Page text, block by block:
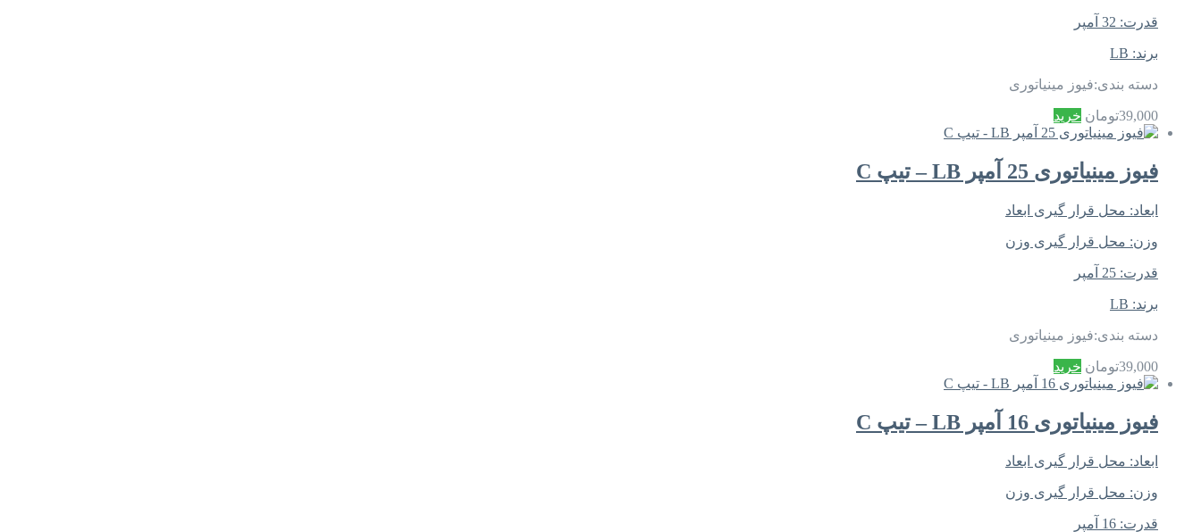
قدرت: 32 آمپر
برند: LB
دسته بندی:فیوز مینیاتوری
39,000تومان خرید
فیوز مینیاتوری 25 آمپر LB – تیپ C
ابعاد: محل قرار گیری ابعاد
وزن: محل قرار گیری وزن
قدرت: 25 آمپر
برند: LB
دسته بندی:فیوز مینیاتوری
39,000تومان خرید
فیوز مینیاتوری 16 آمپر LB – تیپ C
ابعاد: محل قرار گیری ابعاد
وزن: محل قرار گیری وزن
قدرت: 16 آمپر